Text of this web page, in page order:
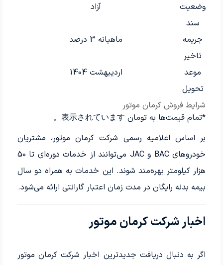
شرایط فروش کرمان موتور
وضعیت
سند
آزاد
جریمه
تاخیر
ماهیانه 3 درصد
موعد
تحویل
اردیبهشت 1404
*تمام قیمت‌ها به تومان 表示されています。
بر اساس اعلامیه رسمی شرکت کرمان موتور، مشتریان
خودروهای BAC و JAC می‌توانند از خدمات دوره‌ای تا 50
هزار کیلومتر بهره‌مند شوند. این خدمات به همراه دو سال
بیمه بدنه رایگان در مدت زمان اعتبار گارانتی ارائه می‌شود.
اخبار شرکت کرمان موتور
اگر به دنبال دریافت جدیدترین اخبار شرکت کرمان موتور